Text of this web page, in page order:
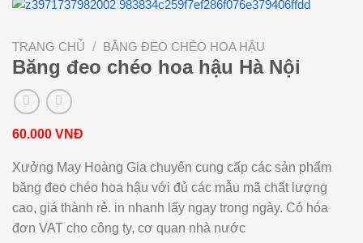
TRANG CHỦ / BĂNG ĐEO CHÉO HOA HẬU
Băng đeo chéo hoa hậu Hà Nội
60.000 VNĐ
Xưởng May Hoàng Gia chuyên cung cấp các sản phẩm
băng đeo chéo hoa hậu với đủ các mẫu mã chất lượng
cao, giá thành rẻ. in nhanh lấy ngay trong ngày. Có hóa
đơn VAT cho công ty, cơ quan nhà nước